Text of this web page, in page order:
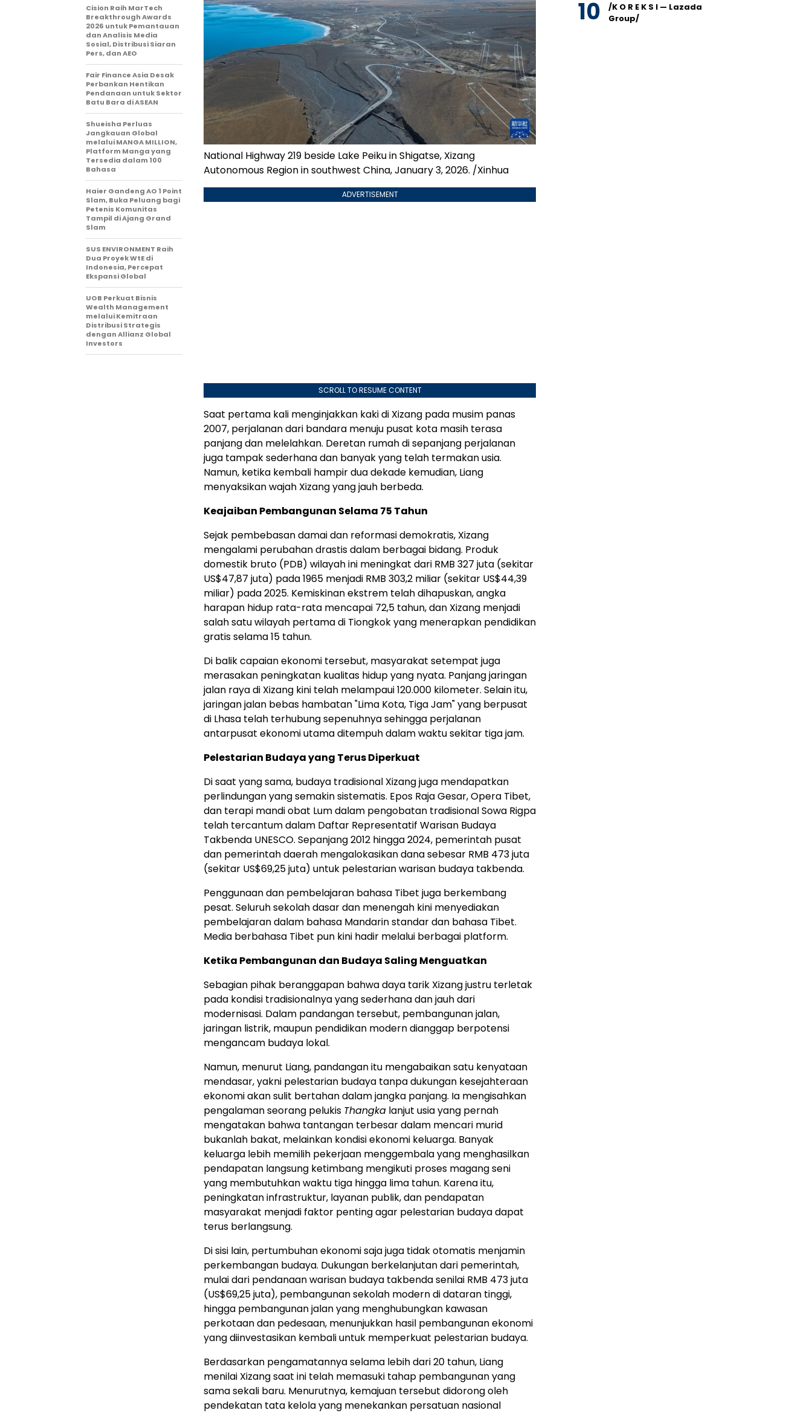
National Highway 219 beside Lake Peiku in Shigatse, Xizang
Autonomous Region in southwest China, January 3, 2026. /Xinhua
ADVERTISEMENT
SCROLL TO RESUME CONTENT
Saat pertama kali menginjakkan kaki di Xizang pada musim panas
2007, perjalanan dari bandara menuju pusat kota masih terasa
panjang dan melelahkan. Deretan rumah di sepanjang perjalanan
juga tampak sederhana dan banyak yang telah termakan usia.
Namun, ketika kembali hampir dua dekade kemudian, Liang
menyaksikan wajah Xizang yang jauh berbeda.
Keajaiban Pembangunan Selama 75 Tahun
Sejak pembebasan damai dan reformasi demokratis, Xizang
mengalami perubahan drastis dalam berbagai bidang. Produk
domestik bruto (PDB) wilayah ini meningkat dari RMB 327 juta (sekitar
US$47,87 juta) pada 1965 menjadi RMB 303,2 miliar (sekitar US$44,39
miliar) pada 2025. Kemiskinan ekstrem telah dihapuskan, angka
harapan hidup rata-rata mencapai 72,5 tahun, dan Xizang menjadi
salah satu wilayah pertama di Tiongkok yang menerapkan pendidikan
gratis selama 15 tahun.
Di balik capaian ekonomi tersebut, masyarakat setempat juga
merasakan peningkatan kualitas hidup yang nyata. Panjang jaringan
jalan raya di Xizang kini telah melampaui 120.000 kilometer. Selain itu,
jaringan jalan bebas hambatan "Lima Kota, Tiga Jam" yang berpusat
di Lhasa telah terhubung sepenuhnya sehingga perjalanan
antarpusat ekonomi utama ditempuh dalam waktu sekitar tiga jam.
Pelestarian Budaya yang Terus Diperkuat
Di saat yang sama, budaya tradisional Xizang juga mendapatkan
perlindungan yang semakin sistematis. Epos Raja Gesar, Opera Tibet,
dan terapi mandi obat Lum dalam pengobatan tradisional Sowa Rigpa
telah tercantum dalam Daftar Representatif Warisan Budaya
Takbenda UNESCO. Sepanjang 2012 hingga 2024, pemerintah pusat
dan pemerintah daerah mengalokasikan dana sebesar RMB 473 juta
(sekitar US$69,25 juta) untuk pelestarian warisan budaya takbenda.
Penggunaan dan pembelajaran bahasa Tibet juga berkembang
pesat. Seluruh sekolah dasar dan menengah kini menyediakan
pembelajaran dalam bahasa Mandarin standar dan bahasa Tibet.
Media berbahasa Tibet pun kini hadir melalui berbagai platform.
Ketika Pembangunan dan Budaya Saling Menguatkan
Sebagian pihak beranggapan bahwa daya tarik Xizang justru terletak
pada kondisi tradisionalnya yang sederhana dan jauh dari
modernisasi. Dalam pandangan tersebut, pembangunan jalan,
jaringan listrik, maupun pendidikan modern dianggap berpotensi
mengancam budaya lokal.
Namun, menurut Liang, pandangan itu mengabaikan satu kenyataan
mendasar, yakni pelestarian budaya tanpa dukungan kesejahteraan
ekonomi akan sulit bertahan dalam jangka panjang. Ia mengisahkan
pengalaman seorang pelukis Thangka lanjut usia yang pernah
mengatakan bahwa tantangan terbesar dalam mencari murid
bukanlah bakat, melainkan kondisi ekonomi keluarga. Banyak
keluarga lebih memilih pekerjaan menggembala yang menghasilkan
pendapatan langsung ketimbang mengikuti proses magang seni
yang membutuhkan waktu tiga hingga lima tahun. Karena itu,
peningkatan infrastruktur, layanan publik, dan pendapatan
masyarakat menjadi faktor penting agar pelestarian budaya dapat
terus berlangsung.
Di sisi lain, pertumbuhan ekonomi saja juga tidak otomatis menjamin
perkembangan budaya. Dukungan berkelanjutan dari pemerintah,
mulai dari pendanaan warisan budaya takbenda senilai RMB 473 juta
(US$69,25 juta), pembangunan sekolah modern di dataran tinggi,
hingga pembangunan jalan yang menghubungkan kawasan
perkotaan dan pedesaan, menunjukkan hasil pembangunan ekonomi
yang diinvestasikan kembali untuk memperkuat pelestarian budaya.
Berdasarkan pengamatannya selama lebih dari 20 tahun, Liang
menilai Xizang saat ini telah memasuki tahap pembangunan yang
sama sekali baru. Menurutnya, kemajuan tersebut didorong oleh
pendekatan tata kelola yang menekankan persatuan nasional
Cision Raih MarTech
Breakthrough Awards
2026 untuk Pemantauan
dan Analisis Media
Sosial, Distribusi Siaran
Pers, dan AEO
Fair Finance Asia Desak
Perbankan Hentikan
Pendanaan untuk Sektor
Batu Bara di ASEAN
Shueisha Perluas
Jangkauan Global
melalui MANGA MILLION,
Platform Manga yang
Tersedia dalam 100
Bahasa
Haier Gandeng AO 1 Point
Slam, Buka Peluang bagi
Petenis Komunitas
Tampil di Ajang Grand
Slam
SUS ENVIRONMENT Raih
Dua Proyek WtE di
Indonesia, Percepat
Ekspansi Global
UOB Perkuat Bisnis
Wealth Management
melalui Kemitraan
Distribusi Strategis
dengan Allianz Global
Investors
/K O R E K S I — Lazada
Group/